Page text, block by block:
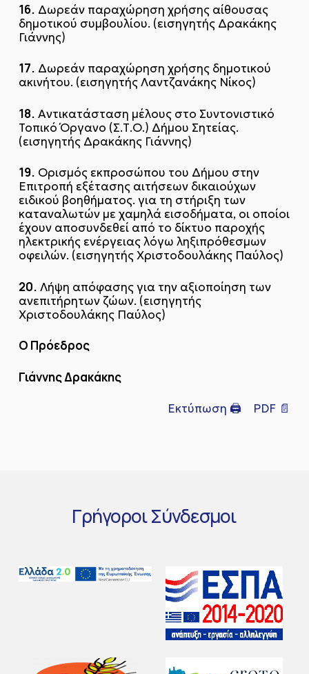
16. Δωρεάν παραχώρηση χρήσης αίθουσας
δημοτικού συμβουλίου. (εισηγητής Δρακάκης
Γιάννης)
17. Δωρεάν παραχώρηση χρήσης δημοτικού
ακινήτου. (εισηγητής Λαντζανάκης Νίκος)
18. Αντικατάσταση μέλους στο Συντονιστικό
Τοπικό Όργανο (Σ.Τ.Ο.) Δήμου Σητείας.
(εισηγητής Δρακάκης Γιάννης)
19. Ορισμός εκπροσώπου του Δήμου στην
Επιτροπή εξέτασης αιτήσεων δικαιούχων
ειδικού βοηθήματος. για τη στήριξη των
καταναλωτών με χαμηλά εισοδήματα, οι οποίοι
έχουν αποσυνδεθεί από το δίκτυο παροχής
ηλεκτρικής ενέργειας λόγω ληξιπρόθεσμων
οφειλών. (εισηγητής Χριστοδουλάκης Παύλος)
20. Λήψη απόφασης για την αξιοποίηση των
ανεπιτήρητων ζώων. (εισηγητής
Χριστοδουλάκης Παύλος)
Ο Πρόεδρος
Γιάννης Δρακάκης
Εκτύπωση 🖨 PDF 📄
ΓρήγοροιΣύνδεσμοι